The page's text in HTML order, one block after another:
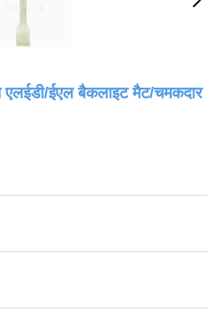
एलईडी/ईएल बैकलाइट मैट/चमकदार